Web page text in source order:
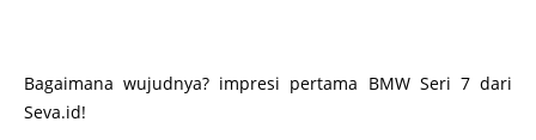
Bagaimana wujudnya? impresi pertama BMW Seri 7 dari
Seva.id!